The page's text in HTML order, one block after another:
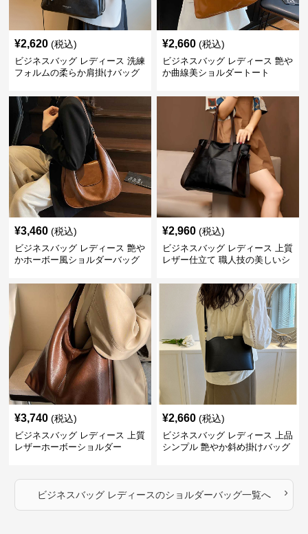
¥2,620 (税込)
ビジネスバッグ レディース 洗練
フォルムの柔らか肩掛けバッグ
¥2,660 (税込)
ビジネスバッグ レディース 艶や
か曲線美ショルダートート
¥3,460 (税込)
ビジネスバッグ レディース 艶や
かホーボー風ショルダーバッグ
¥2,960 (税込)
ビジネスバッグ レディース 上質
レザー仕立て 職人技の美しいシ
¥3,740 (税込)
ビジネスバッグ レディース 上質
レザーホーボーショルダー
¥2,660 (税込)
ビジネスバッグ レディース 上品
シンプル 艶やか斜め掛けバッグ
ビジネスバッグ レディースのショルダーバッグ一覧へ ›